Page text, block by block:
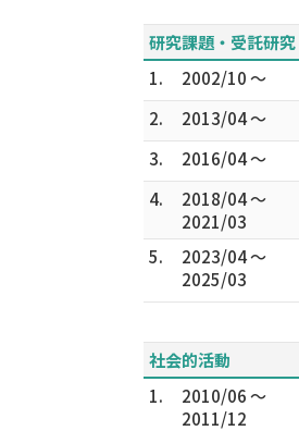
研究課題・受託研
1.
2002/10 ～
2.
2013/04 ～
3.
2016/04 ～
4.
2018/04 ～
2021/03
5.
2023/04 ～
2025/03
社会的活動
1.
2010/06 ～
2011/12